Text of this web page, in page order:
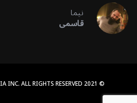
نیما
قاسمی
© 2021 MARDEROOZ MEDIA INC. ALL RIGHTS RESERVED